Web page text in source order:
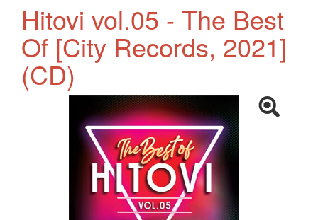
Hitovi vol.05 - The Best
Of [City Records, 2021]
(CD)